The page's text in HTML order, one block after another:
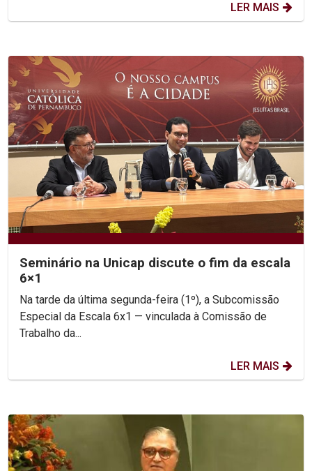
LER MAIS
Seminário na Unicap discute o fim da escala
6×1
Na tarde da última segunda-feira (1º), a Subcomissão
Especial da Escala 6x1 — vinculada à Comissão de
Trabalho da...
LER MAIS